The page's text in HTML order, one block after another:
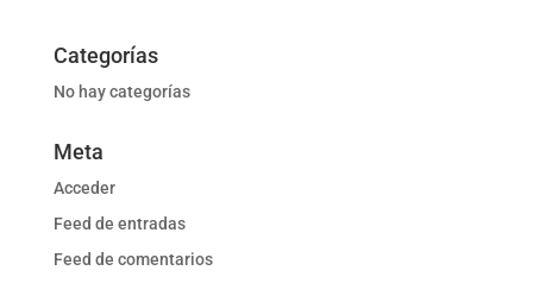
Categorías
No hay categorías
Meta
Acceder
Feed de entradas
Feed de comentarios